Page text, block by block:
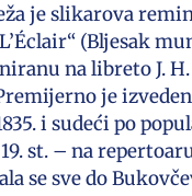
je slikarova
(Bljesak
na libreto J. H.
je
i sudeći po
st. – na
se sve do